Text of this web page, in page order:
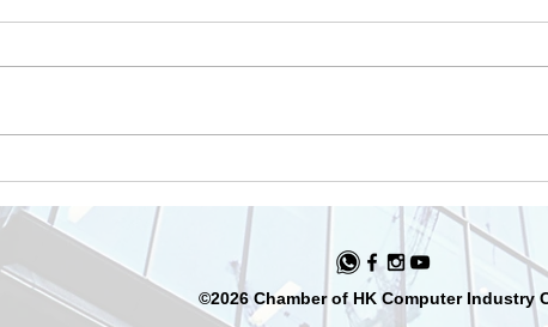
©2026 Chamber of HK Computer Industry